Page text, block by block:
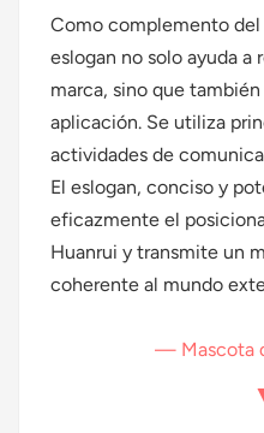
Como complemento
eslogan no solo ayuda a
marca, sino que
aplicación. Se utiliza
actividades de
El eslogan, conciso y
eficazmente el
Huanrui y transmite un
coherente al mundo
— Mascota